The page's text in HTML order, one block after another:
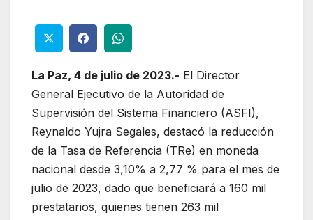
La Paz, 4 de julio de 2023.- El Director
General Ejecutivo de la Autoridad de
Supervisión del Sistema Financiero (ASFI),
Reynaldo Yujra Segales, destacó la reducción
de la Tasa de Referencia (TRe) en moneda
nacional desde 3,10% a 2,77 % para el mes de
julio de 2023, dado que beneficiará a 160 mil
prestatarios, quienes tienen 263 mil